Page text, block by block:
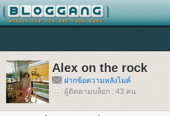
Alex on the rock
ฝากข้อความหลังไมค์
ผู้ติดตามบล็อก : 43 คน